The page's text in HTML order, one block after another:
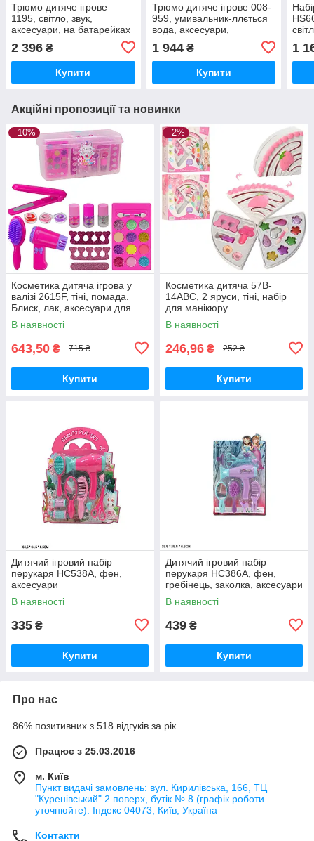
Трюмо дитяче ігрове
1195, світло, звук,
аксесуари, на батарейках
2 396 ₴
Купити
Трюмо дитяче ігрове 008-
959, умивальник-ллється
вода, аксесуари,
дзеркало, дозатор, звук,
світло
1 944₴
Купити
1
Акційні пропозиції та новинки
–10%
Косметика дитяча ігрова у
валізі 2615F, тіні, помада.
Блиск, лак, аксесуари для
волосся
В наявності
643,50 ₴ 715 ₴
Купити
–2%
Косметика дитяча 57B-
14ABC, 2 яруси, тіні, набір
для манікюру
В наявності
246,96 ₴ 252 ₴
Купити
Дитячий ігровий набір
перукаря HC538A, фен,
аксесуари
В наявності
335 ₴
Купити
Дитячий ігровий набір
перукаря HC386A, фен,
гребінець, заколка, аксесуари
В наявності
439 ₴
Купити
Про нас
86% позитивних з 518 відгуків за рік
Працює з 25.03.2016
м. Київ
Пункт видачі замовлень: вул. Кирилівська, 166, ТЦ
"Куренівський" 2 поверх, бутік № 8 (графік роботи
уточнюйте). Індекс 04073, Київ, Україна
Контакти